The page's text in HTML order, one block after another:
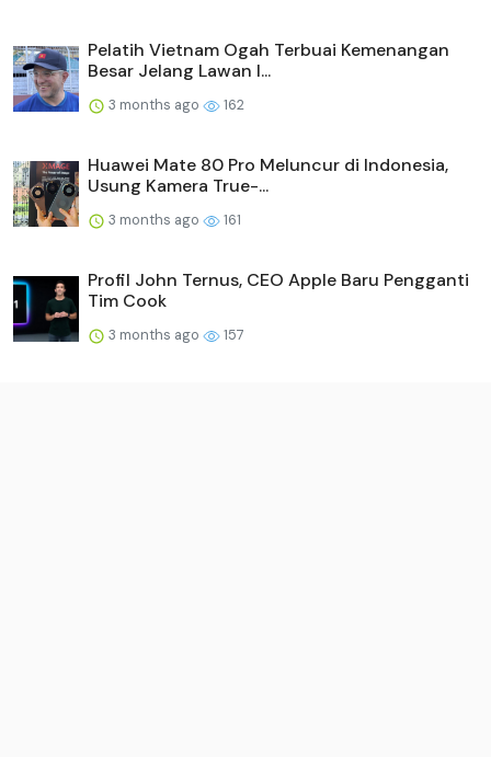
Pelatih Vietnam Ogah Terbuai Kemenangan
Besar Jelang Lawan I...
3 months ago 162
Huawei Mate 80 Pro Meluncur di Indonesia,
Usung Kamera True-...
3 months ago 161
Profil John Ternus, CEO Apple Baru Pengganti
Tim Cook
3 months ago 157